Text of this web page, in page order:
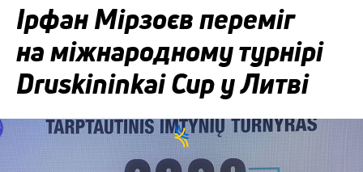
Ірфан Мірзоєв переміг
на міжнародному турнірі
Druskininkai Cup у Литві